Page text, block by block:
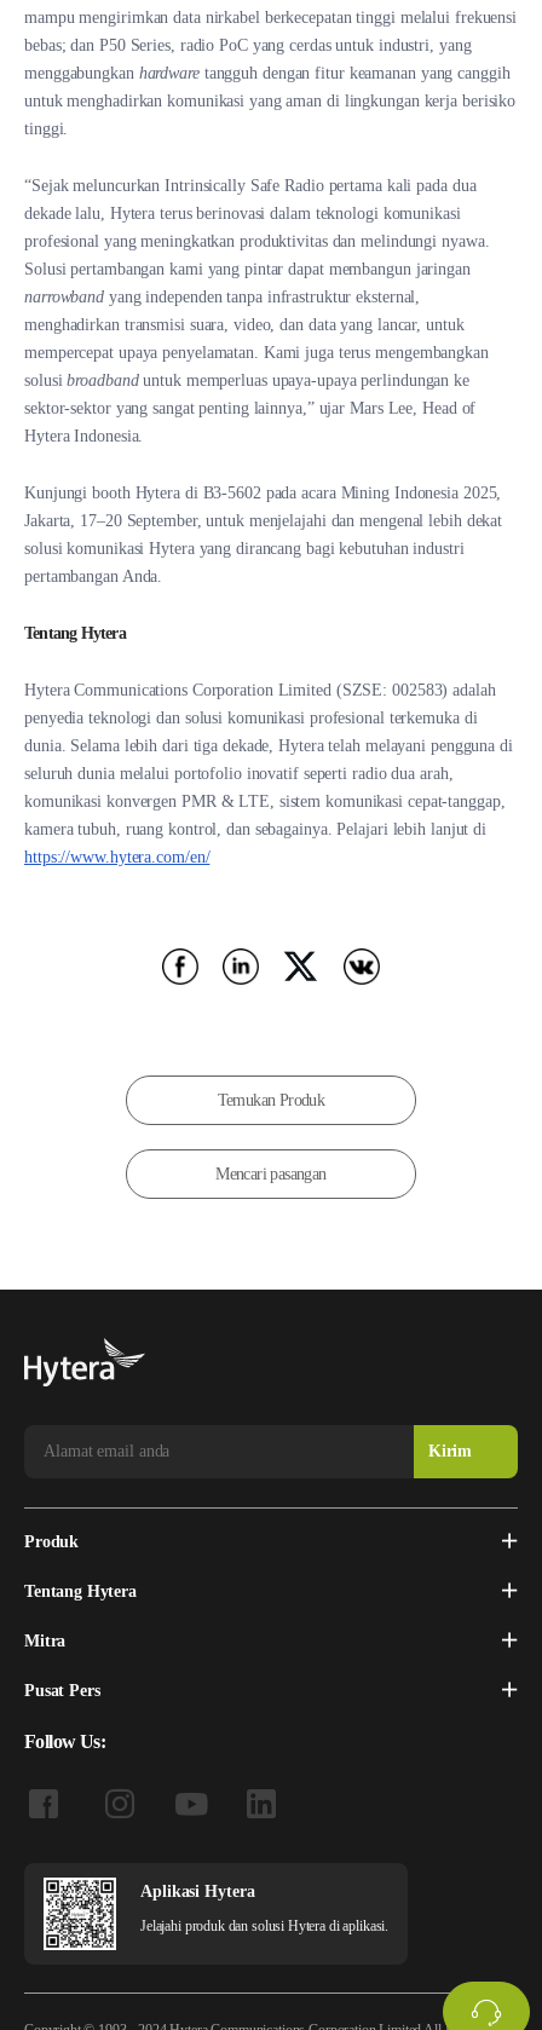
mampu mengirimkan data nirkabel berkecepatan tinggi melalui frekuensi
bebas; dan P50 Series, radio PoC yang cerdas untuk industri, yang
menggabungkan hardwaretangguh dengan fitur keamanan yang canggih
untuk menghadirkan komunikasi yang aman di lingkungan kerja berisiko
tinggi.
“Sejak meluncurkan Intrinsically Safe Radio pertama kali pada dua
dekade lalu, Hytera terus berinovasi dalam teknologi komunikasi
profesional yang meningkatkan produktivitas dan melindungi nyawa.
Solusi pertambangan kami yang pintar dapat membangun jaringan
narrowband yang independen tanpa infrastruktur eksternal,
menghadirkan transmisi suara, video, dan data yang lancar, untuk
mempercepat upaya penyelamatan. Kami juga terus mengembangkan
solusibroadbanduntuk memperluas upaya-upaya perlindungan ke
sektor-sektor yang sangat penting lainnya,” ujar Mars Lee, Head of
Hytera Indonesia.
Kunjungi booth Hytera di B3-5602 pada acara Mining Indonesia 2025,
Jakarta, 17–20 September, untuk menjelajahi dan mengenal lebih dekat
solusi komunikasi Hytera yang dirancang bagi kebutuhan industri
pertambangan Anda.
Tentang Hytera
Hytera Communications Corporation Limited (SZSE: 002583) adalah
penyedia teknologi dan solusi komunikasi profesional terkemuka di
dunia. Selama lebih dari tiga dekade, Hytera telah melayani pengguna di
seluruh dunia melalui portofolio inovatif seperti radio dua arah,
komunikasi konvergen PMR & LTE, sistem komunikasi cepat-tanggap,
kamera tubuh, ruang kontrol, dan sebagainya. Pelajari lebih lanjut di
https://www.hytera.com/en/
Temukan Produk
Mencari pasangan
Produk
Tentang Hytera
Mitra
Pusat Pers
Follow Us:
Aplikasi Hytera
Jelajahi produk dan solusi Hytera di aplikasi.